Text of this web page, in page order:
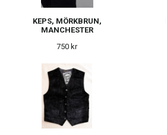
KEPS, MÖRKBRUN,
MANCHESTER
750 kr